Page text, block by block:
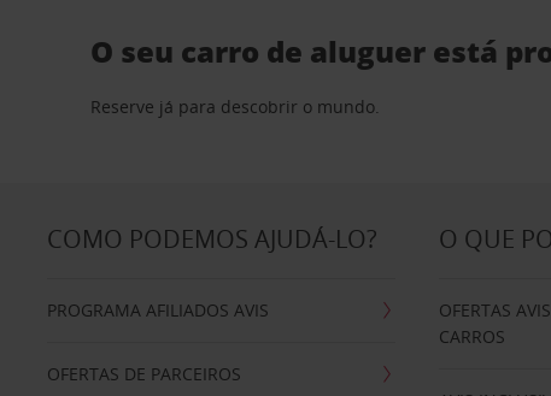
O seu carro de aluguer está
Reserve já para descobrir o mundo.
COMO PODEMOS AJUDÁ-LO?
PROGRAMA AFILIADOS AVIS
OFERTAS DE PARCEIROS
O QUE
OFERTAS
CARROS